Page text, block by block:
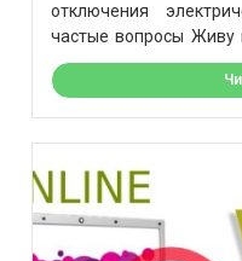
отключения
частые вопросы Живу
секторе. У нас есть
и новые.